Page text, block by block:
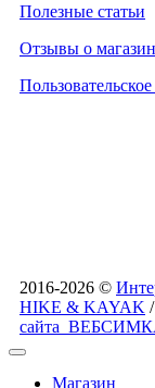
Полезные статьи
Отзывы о
2016-2026 ©
HIKE & KAYAK /
сайта
Магазин